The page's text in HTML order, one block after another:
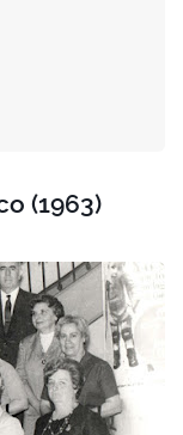
(1963)